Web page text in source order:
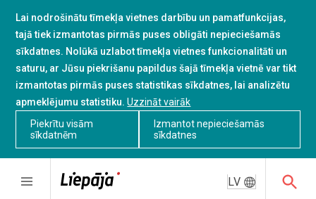
Lai nodrošinātu tīmekļa vietnes darbību un pamatfunkcijas,
tajā tiek izmantotas pirmās puses obligāti nepieciešamās
sīkdatnes. Nolūkā uzlabot tīmekļa vietnes funkcionalitāti un
saturu, ar Jūsu piekrišanu papildus šajā tīmekļa vietnē var tikt
izmantotas pirmās puses statistikas sīkdatnes, lai analizētu
apmeklējumu statistiku. Uzzināt vairāk
Piekrītu visām
sīkdatnēm
Izmantot nepieciešamās
sīkdatnes
LV